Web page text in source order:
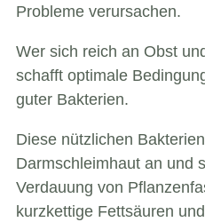
Probleme verursachen.
Wer sich reich an Obst
schafft optimale
guter Bakterien.
Diese nützlichen
Darmschleimhaut an und
Verdauung von
kurzkettige Fettsäuren